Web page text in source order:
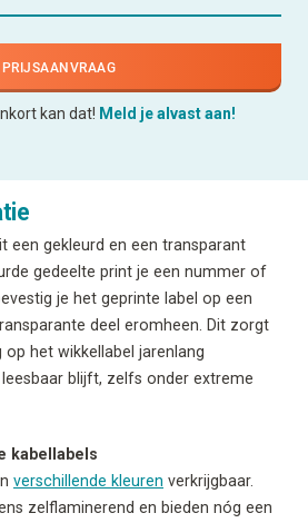
PRIJSAANVRAAG
kan dat! Meld je alvast aan!
een gekleurd en een transparant
gedeelte print je een nummer of
je het geprinte label op een
deel eromheen. Dit zorgt
het wikkellabel jarenlang
blijft, zelfs onder extreme
kabellabels
verschillende kleuren verkrijgbaar.
zelflaminerend en bieden nóg een